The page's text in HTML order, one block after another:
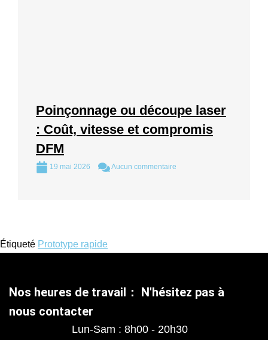
Poinçonnage ou découpe laser
: Coût, vitesse et compromis
DFM
19 mai 2026 Aucun commentaire
Étiqueté Prototype rapide
Nos heures de travail： N'hésitez pas à
nous contacter
Lun-Sam : 8h00 - 20h30